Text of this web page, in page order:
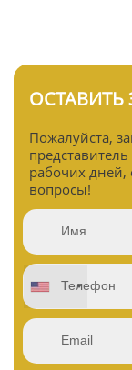
ОСТАВИТЬ
Пожалуйста,
рабочих дней,
вопросы!